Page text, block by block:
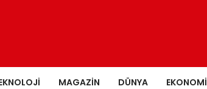
MAGAZIN DÜNYA EKONOMI